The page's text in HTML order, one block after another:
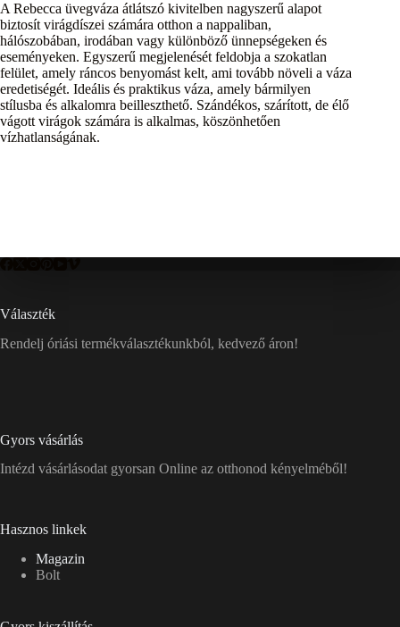
A Rebecca üvegváza átlátszó kivitelben nagyszerű alapot
biztosít virágdíszei számára otthon a nappaliban,
hálószobában, irodában vagy különböző ünnepségeken és
eseményeken. Egyszerű megjelenését feldobja a szokatlan
felület, amely ráncos benyomást kelt, ami tovább növeli a váza
eredetiségét. Ideális és praktikus váza, amely bármilyen
stílusba és alkalomra beilleszthető. Szándékos, szárított, de élő
vágott virágok számára is alkalmas, köszönhetően
vízhatlanságának.
Választék
Rendelj óriási termékválasztékunkból, kedvező áron!
Gyors vásárlás
Intézd vásárlásodat gyorsan Online az otthonod kényelméből!
Hasznos linkek
Magazin
Bolt